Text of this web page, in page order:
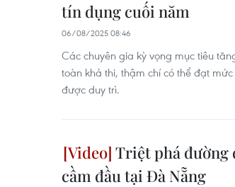
tín dụng cuối năm
06/08/2025 08:46
Các chuyên gia kỳ vọng mục tiêu
toàn khả thi, thậm chí có thể đạt
được duy trì.
Triệt phá đường
cầm đầu tại Đà Nẵng